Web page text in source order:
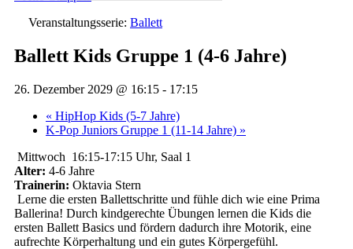
Veranstaltungsserie: Ballett
Ballett Kids Gruppe 1 (4-6 Jahre)
26. Dezember 2029 @ 16:15 - 17:15
« HipHop Kids (5-7 Jahre)
K-Pop Juniors Gruppe 1 (11-14 Jahre) »
Mittwoch 16:15-17:15 Uhr, Saal 1
Alter: 4-6 Jahre
Trainerin: Oktavia Stern
Lerne die ersten Ballettschritte und fühle dich wie eine Prima
Ballerina! Durch kindgerechte Übungen lernen die Kids die
ersten Ballett Basics und fördern dadurch ihre Motorik, eine
aufrechte Körperhaltung und ein gutes Körpergefühl.